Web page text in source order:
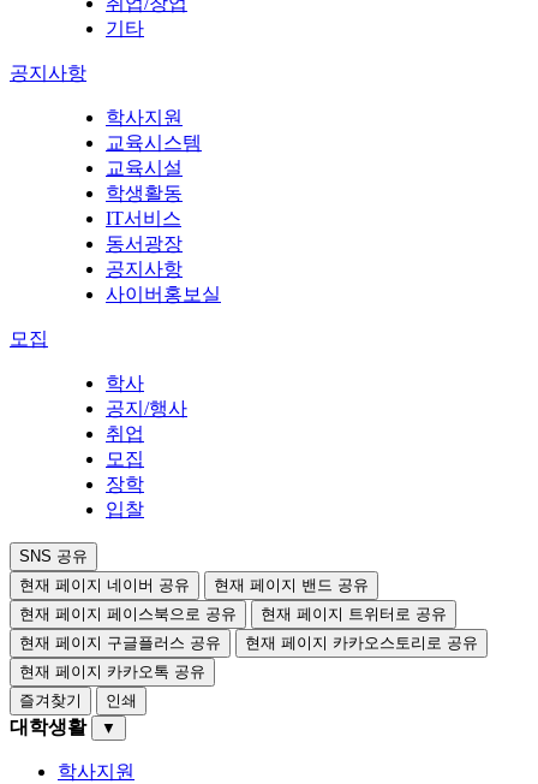
기타
공지사항
학사지원
교육시스템
교육시설
학생활동
IT서비스
동서광장
공지사항
사이버홍보실
모집
학사
공지/행사
취업
모집
장학
입찰
SNS 공유
현재 페이지 네이버 공유
현재 페이지 밴드 공유
현재 페이지 페이스북으로 공유
현재 페이지 트위터로 공유
현재 페이지 구글플러스 공유
현재 페이지 카카오스토리로 공유
현재 페이지 카카오톡 공유
즐겨찾기
인쇄
대학생활 ▼
학사지원